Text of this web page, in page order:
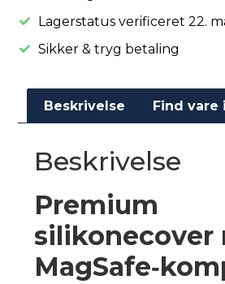
Lagerstatus verificeret 22.
Sikker & tryg betaling
Beskrivelse Find vare
Beskrivelse
Premium
silikonecover